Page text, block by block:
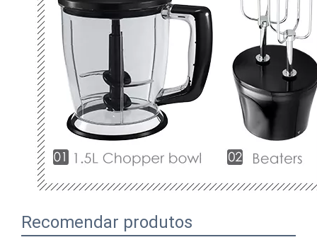
Recomendar produtos